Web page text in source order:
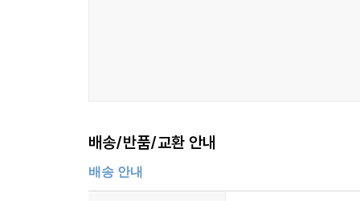
배송/반품/교환 안내
배송 안내